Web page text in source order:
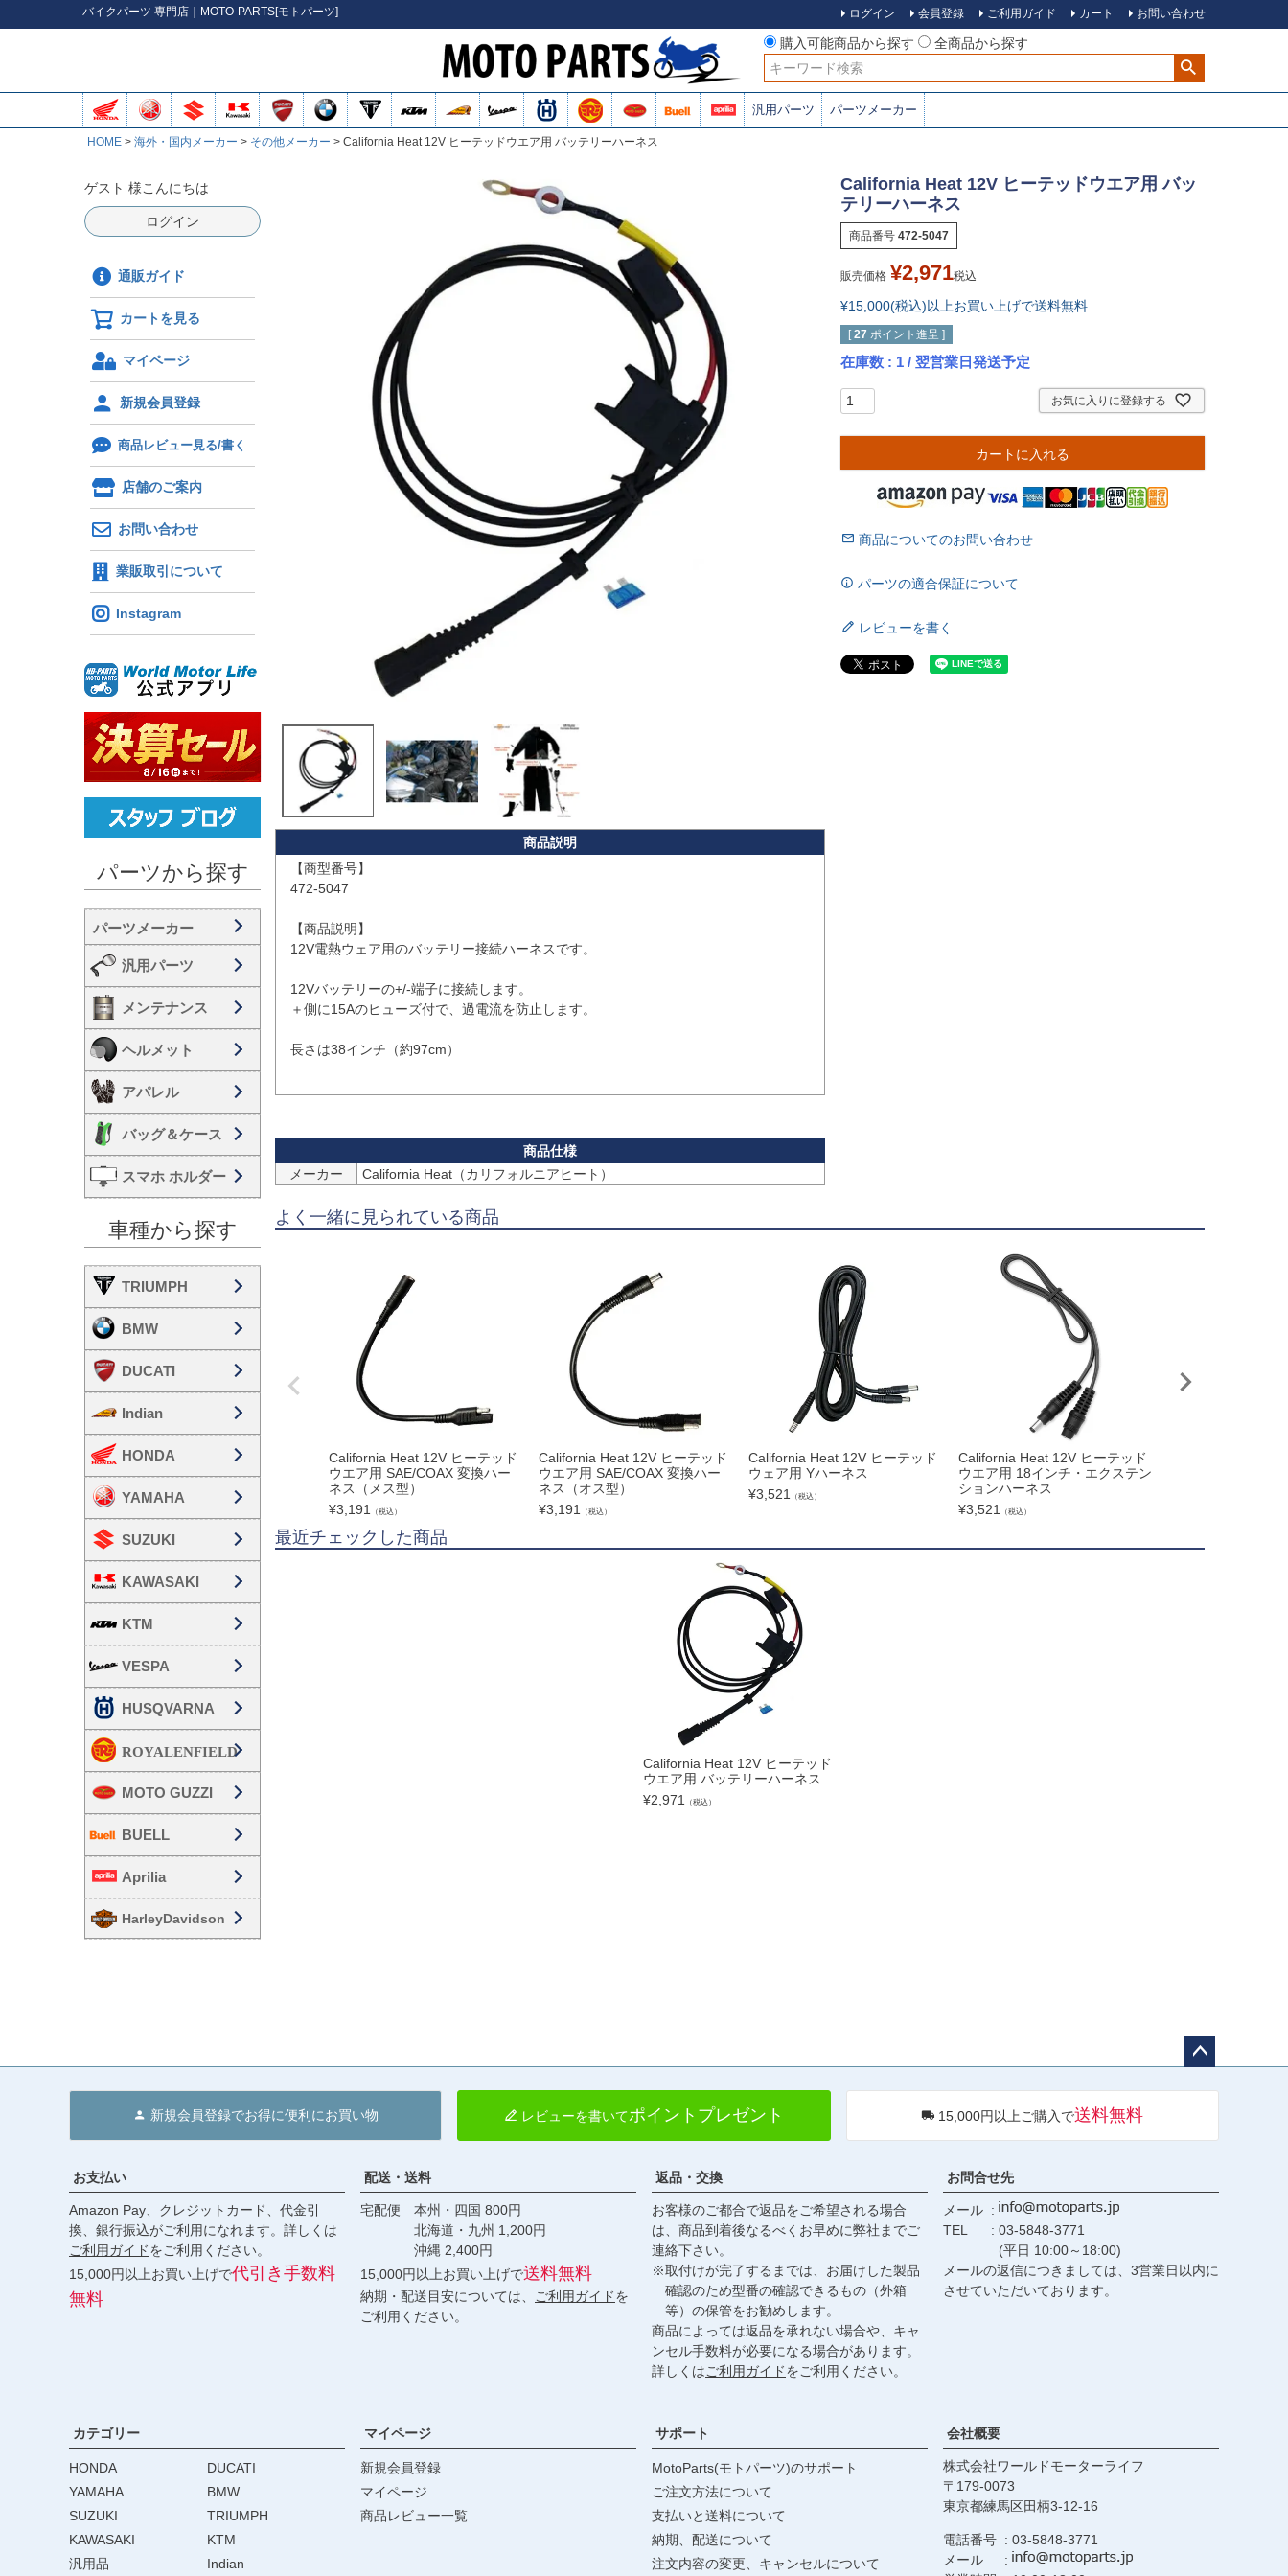
バイクパーツ 専門店｜MOTO-PARTS[モトパーツ] ログイン 会員登録 ご利用ガイド カート お問い合わせ
購入可能商品から探す
全商品から探す
検索
汎用パーツ パーツメーカー
HOME 海外・国内メーカー その他メーカー California Heat 12V ヒーテッドウエア用 バッテリーハーネス
ゲスト 様こんにちは
ログイン
通販ガイド
カートを見る
マイページ
新規会員登録
商品レビュー見る/書く
店舗のご案内
お問い合わせ
業販取引について
Instagram
パーツから探す
汎用パーツ
メンテナンス
ヘルメット
アパレル
バッグ＆ケース
スマホ ホルダー
車種から探す
TRIUMPH
BMW
DUCATI
Indian
HONDA
YAMAHA
SUZUKI
KAWASAKI
KTM
VESPA
HUSQVARNA
MOTO GUZZI
BUELL
Aprilia
HarleyDavidson
【商型番号】
472-5047
【商品説明】
12V電熱ウェア用のバッテリー接続ハーネスです。
12Vバッテリーの+/-端子に接続します。
＋側に15Aのヒューズ付で、過電流を防止します。
長さは38インチ（約97cm）
メーカー California Heat（カリフォルニアヒート）
California Heat 12V ヒーテッドウエア用 バッ
テリーハーネス
商品番号 472-5047
販売価格 ¥2,971税込
¥15,000(税込)以上お買い上げで送料無料
[ 27 ポイント進呈 ]
在庫数 1 / 翌営業日発送予定
お気に入りに登録する
カートに入れる
商品についてのお問い合わせ
パーツの適合保証について
レビューを書く
よく一緒に見られている商品
California Heat 12V ヒーテッド
ウエア用 SAE/COAX 変換ハー
ネス（メス型）
¥3,191 （税込）
California Heat 12V ヒーテッド
ウエア用 SAE/COAX 変換ハー
ネス（オス型）
¥3,191 （税込）
California Heat 12V ヒーテッド
ウェア用 Yハーネス
¥3,521 （税込）
California Heat 12V ヒーテッド
ウエア用 18インチ・エクステン
ションハーネス
¥3,521 （税込）
最近チェックした商品
California Heat 12V ヒーテッド
ウエア用 バッテリーハーネス
¥2,971 （税込）
へ
新規会員登録でお得に便利にお買い物 レビューを書いてポイントプレゼント 15,000円以上ご購入で送料無料
お支払い
Amazon Pay、クレジットカード、代金引
換、銀行振込がご利用になれます。詳しくは
ご利用ガイドをご利用ください。
15,000円以上お買い上げで代引き手数料
無料
配送・送料
宅配便 本州・四国 800円
北海道・九州 1,200円
沖縄 2,400円
15,000円以上お買い上げで送料無料
納期・配送目安については、 ご利用ガイドを
ご利用ください。
返品・交換
お客様のご都合で返品をご希望される場合
は、商品到着後なるべくお早めに弊社までご
連絡下さい。
※取付けが完了するまでは、お届けした製品
確認のため型番の確認できるもの（外箱
等）の保管をお勧めします。
商品によっては返品を承れない場合や、キャ
ンセル手数料が必要になる場合があります。
詳しくはご利用ガイドをご利用ください。
お問合せ先
メール
TEL
03-5848-3771
(平日 10:00～18:00)
メールの返信につきましては、3営業日以内に
させていただいております。
カテゴリー
HONDA
YAMAHA
SUZUKI
KAWASAKI
汎用品
DUCATI
BMW
TRIUMPH
KTM
Indian
マイページ
新規会員登録
マイページ
商品レビュー一覧
サポート
MotoParts(モトパーツ)のサポート
ご注文方法について
支払いと送料について
納期、配送について
注文内容の変更、キャンセルについて
会社概要
株式会社ワールドモーターライフ
179-0073
東京都練馬区田柄3-12-16
電話番号
03-5848-3771
メール